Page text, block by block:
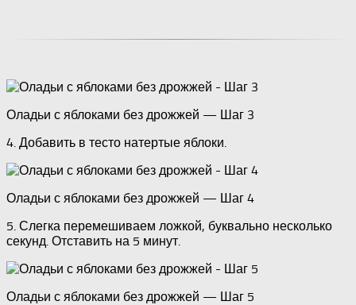
Оладьи с яблоками без дрожжей — Шаг 3
4. Добавить в тесто натертые яблоки.
Оладьи с яблоками без дрожжей — Шаг 4
5. Слегка перемешиваем ложкой, буквально несколько
секунд. Отставить на 5 минут.
Оладьи с яблоками без дрожжей — Шаг 5